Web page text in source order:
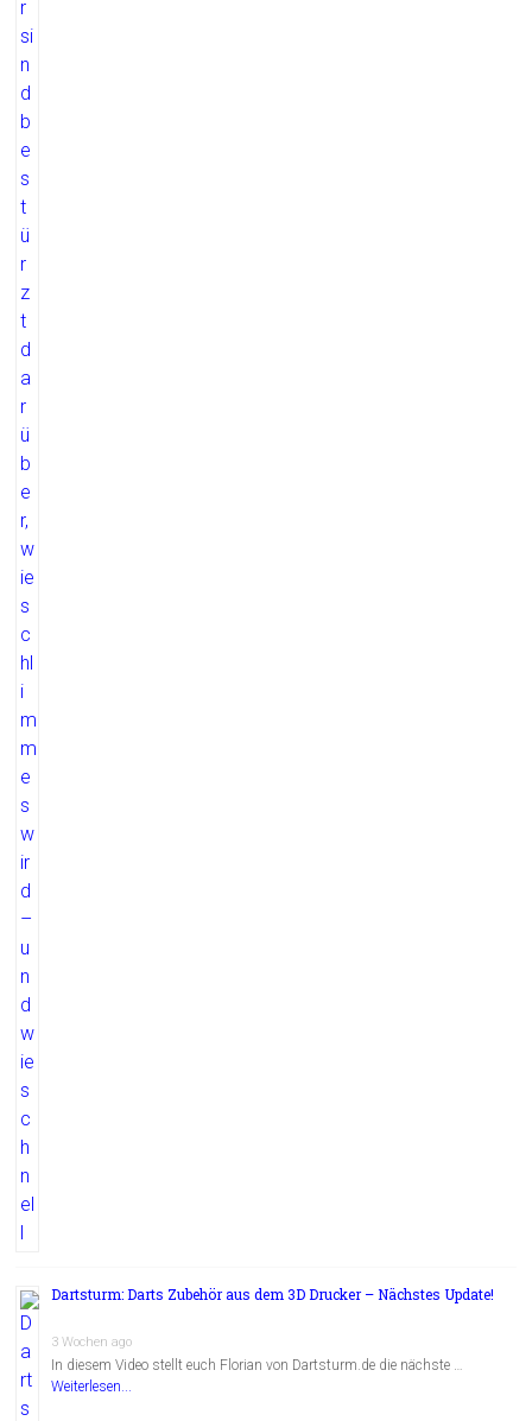
Dartsturm: Darts Zubehör aus dem 3D Drucker – Nächstes Update!
3 Wochen ago
In diesem Video stellt euch Florian von Dartsturm.de die nächste …
Weiterlesen...